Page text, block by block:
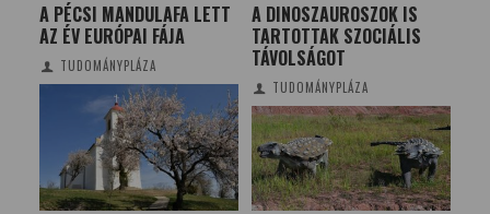
A PÉCSI MANDULAFA LETT
AZ ÉV EURÓPAI FÁJA
TUDOMÁNYPLÁZA
A DINOSZAUROSZOK IS
TARTOTTAK SZOCIÁLIS
TÁVOLSÁGOT
TUDOMÁNYPLÁZA